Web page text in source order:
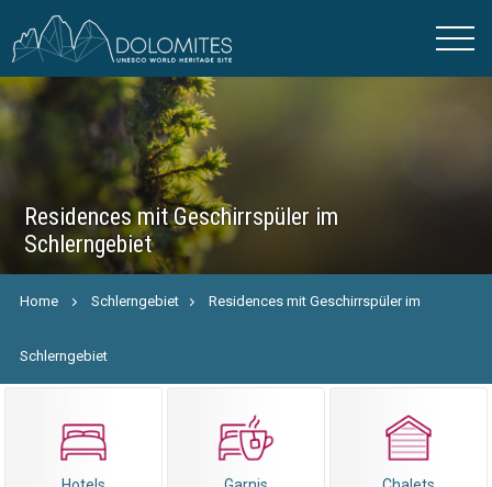
Residences mit Geschirrspüler im
Schlerngebiet
Home Schlerngebiet Residences mit Geschirrspüler im
Schlerngebiet